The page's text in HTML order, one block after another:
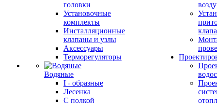
головки
Установочные
комплекты
Инсталляционные
клапаны и узлы
Аксессуары
Терморегуляторы
Водяные
I - образные
Лесенка
С полкой